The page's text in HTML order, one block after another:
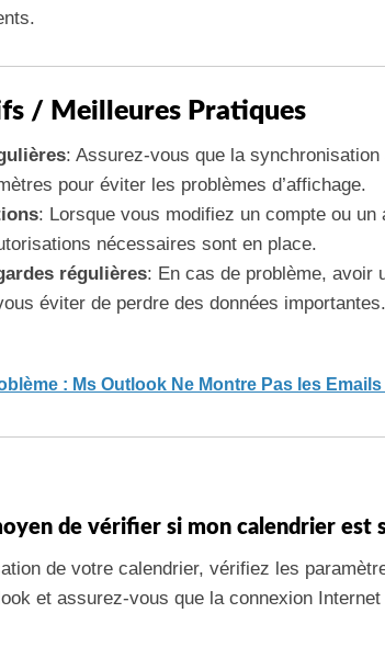
/ Meilleures Pratiques
: Assurez-vous que la
pour éviter les problèmes d’affichage.
: Lorsque vous modifiez un compte ou un
nécessaires sont en place.
régulières: En cas de problème, avoir
éviter de perdre des données importantes.
: Ms Outlook Ne Montre Pas les
de vérifier si mon calendrier est
de votre calendrier, vérifiez les
et assurez-vous que la connexion